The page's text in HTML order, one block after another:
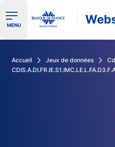
Ouvrir le menu de
MENU
Accueil Jeux de données